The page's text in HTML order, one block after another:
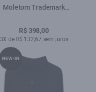
Moletom Trademark
R$ 398,00
3X de R$ 132,67 sem juros
NEW-IN